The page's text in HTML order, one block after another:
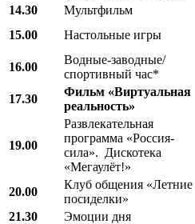
14.30 Мультфильм
15.00
Настольные игры
16.00
Водные-заводные/
спортивный час*
17.30
Фильм «Виртуальная
реальность»
19.00
Развлекательная
программа «Россия-
сила». Дискотека
«Мегаулёт!»
20.00
Клуб общения «Летние
посиделки»
21.30
Эмоции дня